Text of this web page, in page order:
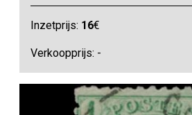
Inzetprijs: 16€
Verkoopprijs: -